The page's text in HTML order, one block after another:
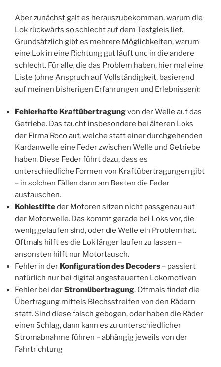
Aber zunächst galt es herauszubekommen, warum die
Lok rückwärts so schlecht auf dem Testgleis lief.
Grundsätzlich gibt es mehrere Möglichkeiten, warum
eine Lok in eine Richtung gut läuft und in die andere
schlecht. Für alle, die das Problem haben, hier mal eine
Liste (ohne Anspruch auf Vollständigkeit, basierend
auf meinen bisherigen Erfahrungen und Erlebnissen):
Fehlerhafte Kraftübertragungvon der Welle auf das
Getriebe. Das taucht insbesondere bei älteren Loks
der Firma Roco auf, welche statt einer durchgehenden
Kardanwelle eine Feder zwischen Welle und Getriebe
haben. Diese Feder führt dazu, dass es
unterschiedliche Formen von Kraftübertragungen gibt
– in solchen Fällen dann am Besten die Feder
austauschen.
Kohlestifteder Motoren sitzen nicht passgenau auf
der Motorwelle. Das kommt gerade bei Loks vor, die
wenig gelaufen sind, oder die Welle ein Problem hat.
Oftmals hilft es die Lok länger laufen zu lassen –
ansonsten hilft nur Motortausch.
Fehler in der Konfiguration des Decoders – passiert
natürlich nur bei digital angesteuerten Lokomotiven
Fehler bei derStromübertragung. Oftmals findet die
Übertragung mittels Blechsstreifen von den Rädern
statt. Sind diese falsch gebogen, oder haben die Räder
einen Schlag, dann kann es zu unterschiedlicher
Stromabnahme führen – abhängig jeweils von der
Fahrtrichtung